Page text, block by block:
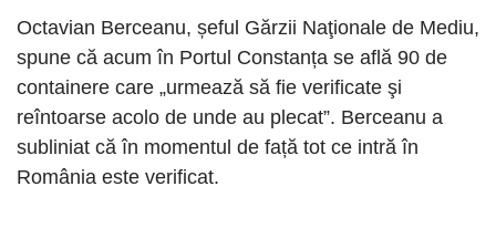
Octavian Berceanu, șeful Gărzii Naţionale de Mediu,
spune că acum în Portul Constanța se află 90 de
containere care „urmează să fie verificate şi
reîntoarse acolo de unde au plecat”. Berceanu a
subliniat că în momentul de față tot ce intră în
România este verificat.